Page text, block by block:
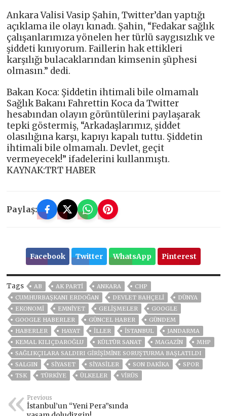
Ankara Valisi Vasip Şahin, Twitter’dan yaptığı
açıklama ile olayı kınadı. Şahin, “Fedakar sağlık
çalışanlarımıza yönelen her türlü saygısızlık ve
şiddeti kınıyorum. Faillerin hak ettikleri
karşılığı bulacaklarından kimsenin şüphesi
olmasın.” dedi.
Bakan Koca: Şiddetin ihtimali bile olmamalı
Sağlık Bakanı Fahrettin Koca da Twitter
hesabından olayın görüntülerini paylaşarak
tepki göstermiş, “Arkadaşlarımız, şiddet
olasılığına karşı, kapıyı kapalı tuttu. Şiddetin
ihtimali bile olmamalı. Devlet, geçit
vermeyecek!” ifadelerini kullanmıştı.
KAYNAK:TRT HABER
Paylaş:
Facebook Twitter WhatsApp Pinterest
Tags AB AK PARTİ ANKARA
CHP
CUMHURBAŞKANI ERDOĞAN
DEVLET BAHÇELİ
DÜNYA
EKONOMİ
EMNİYET GELIŞMELER
GOOGLE
GOOGLE HABERLER
GÜNCEL HABER
GÜNDEM
HABERLER
HAYAT İLLER ISTANBUL
JANDARMA
KEMAL KILIÇDAROĞLU
KÜLTÜR SANAT MAGAZİN
MHP
SAĞLIKÇILARA SALDIRI GIRIŞIMINE SORUŞTURMA BAŞLATILDI
SALGIN
SİYASET SİYASİLER SON DAKIKA
SPOR
TSK
TÜRKİYE ÜLKELER VIRÜS
Previous
İstanbul’un “Yeni Pera”sında